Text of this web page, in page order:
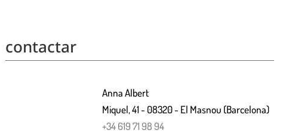
contactar
Anna Albert
Miquel, 41 - 08320 - El Masnou (Barcelona)
+34 619 71 98 94